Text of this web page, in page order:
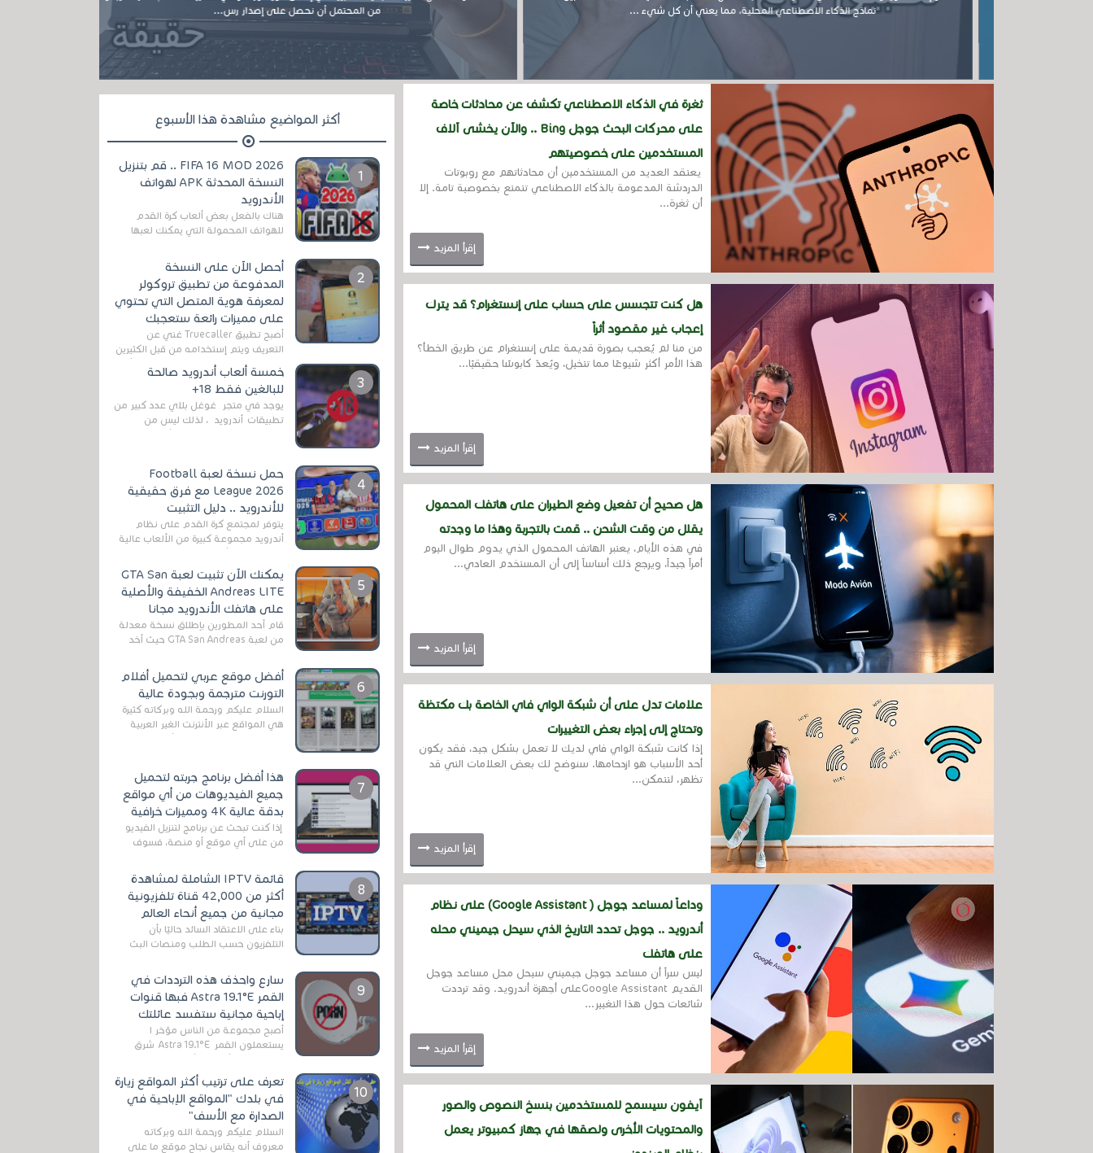
من المحتمل أن نحصل على إصدار رس...
نماذج الذكاء الاصطناعي المحلية، مما يعني أن كل شيء ...
ثغرة في الذكاء الاصطناعي تكشف عن محادثات خاصة
على محركات البحث جوجل Bing .. والآن يخشى آلاف
المستخدمين على خصوصيتهم
يعتقد العديد من المستخدمين أن محادثاتهم مع روبوتات
الدردشة المدعومة بالذكاء الاصطناعي تتمتع بخصوصية تامة. إلا
أن ثغرة...
إقرأ المزيد
هل كنت تتجسس على حساب على إنستغرام؟ قد يترك
إعجاب غير مقصود أثراً
من منا لم يُعجب بصورة قديمة على إنستغرام عن طريق الخطأ؟
هذا الأمر أكثر شيوعًا مما تتخيل، ويُعدّ كابوسًا حقيقيًا...
إقرأ المزيد
هل صحيح أن تفعيل وضع الطيران على هاتفك المحمول
يقلل من وقت الشحن .. قمت بالتجربة وهذا ما وجدته
في هذه الأيام، يعتبر الهاتف المحمول الذي يدوم طوال اليوم
أمراً جيداً، ويرجع ذلك أساساً إلى أن المستخدم العادي...
إقرأ المزيد
علامات تدل على أن شبكة الواي فاي الخاصة بك مكتظة
وتحتاج إلى إجراء بعض التغييرات
إذا كانت شبكة الواي فاي لديك لا تعمل بشكل جيد، فقد يكون
أحد الأسباب هو ازدحامها. سنوضح لك بعض العلامات التي قد
تظهر، لتتمكن...
إقرأ المزيد
وداعاً لمساعد جوجل ( Google Assistant) على نظام
أندرويد .. جوجل تحدد التاريخ الذي سيحل جيميني محله
على هاتفك
ليس سراً أن مساعد جوجل جيميني سيحل محل مساعد جوجل
القديم Google Assistantعلى أجهزة أندرويد. وقد ترددت
شائعات حول هذا التغيير...
إقرأ المزيد
آيفون سيسمح للمستخدمين بنسخ النصوص والصور
والمحتويات الأخرى ولصقها في جهاز كمبيوتر يعمل
أكثر المواضيع مشاهدة هذا الأسبوع
FIFA 16 MOD 2026 .. قم بتنزيل
النسخة المحدثة APK لهواتف
الأندرويد
هناك بالفعل بعض ألعاب كرة القدم
للهواتف المحمولة التي يمكنك لعبها
مثل EA Sports ...
أحصل الآن على النسخة
المدفوعة من تطبيق تروكولر
لمعرفة هوية المتصل التي تحتوي
على مميزات رائعة ستعجبك
أصبح تطبيق Truecaller غني عن
التعريف ويتم إستخدامه من قبل الكثيرين
رغم المخاطر المتعلقه به وذلك من أجل
التخلص من المضايقات الكثيرة في
العال...
خمسة ألعاب أندرويد صالحة
للبالغين فقط 18+
يوجد في متجر غوغل بلاي عدد كبير من
تطبيقات أندرويد ، لذلك ليس من
حمل نسخة لعبة Football
League 2026 مع فرق حقيقية
للأندرويد .. دليل التثبيت
يتوفر لمجتمع كرة القدم على نظام
أندرويد مجموعة كبيرة من الألعاب عالية
Sports FC 26 (المعروفة سابقًا باسم ...
يمكنك الآن تثبيت لعبة GTA San
Andreas LITE الخفيفة والأصلية
على هاتفك الأندرويد مجانا
قام أحد المطورين بإطلاق نسخة معدلة
من لعبة GTA San Andreas حيث أخد
وجعلها خفيفة LITE لهواتف الأندرويد ،
وق...
أفضل موقع عربي لتحميل أفلام
التورنت مترجمة وبجودة عالية
السلام عليكم ورحمة الله وبركاته كثيرة
هي المواقع عبر الأنترنت الغير العربية
التي تقدم خدمة تحميل الأفلام على
هذا أفضل برنامج جربته لتحميل
جميع الفيديوهات من أي مواقع
بدقة عالية 4K ومميزات خرافية
إذا كنت تبحث عن برنامج لتنزيل الفيديو
من على أي موقع أو منصة، فسوف
الخاصة بالبرامج والتطبيقات في هذا
المج...
قائمة IPTV الشاملة لمشاهدة
أكثر من 42,000 قناة تلفزيونية
مجانية من جميع أنحاء العالم
بناءً على الاعتقاد السائد حاليًا بأن
التلفزيون حسب الطلب ومنصات البث
سارع واحذف هذه الترددات في
القمر Astra 19.1°E فبها قنوات
إباحية مجانية ستفسد عائلتك
أصبح مجموعة من الناس مؤخر ا
يستعملون القمر Astra 19.1°E شرق
قنوات مميزة جدا تنقل العديد من البرامج
اله...
تعرف على ترتيب أكثر المواقع زيارة
في بلدك "المواقع الإباحية في
الصدارة مع الأسف"
السلام عليكم ورحمة الله وبركاته
معروف أنه يقاس نجاح موقع ما على